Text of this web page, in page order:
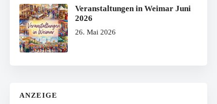
Veranstaltungen in Weimar Juni
2026
26. Mai 2026
ANZEIGE